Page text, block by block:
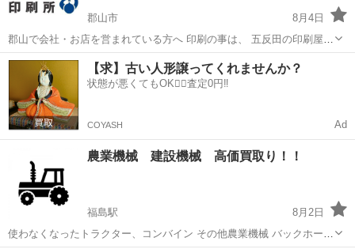
郡山市
8月4日
郡山で会社・お店を営まれている方へ 印刷の事は、 五反田の印刷屋
【BUSINESS名刺印刷所】にお任せください！ 個人事業主様、新規開
業の代表者様 大歓迎！ 名刺・ショップカード・ポイントカー
ド、、、 印刷...
福島 郡山市 その他 名刺
【求】古い人形譲ってくれませんか？
状態が悪くてもOK🙆‍♀️査定0円‼️
COYASH Ad
農業機械 建設機械 高価買取り！！
福島駅
8月2日
使わなくなったトラクター、コンバイン その他農業機械 バックホーな